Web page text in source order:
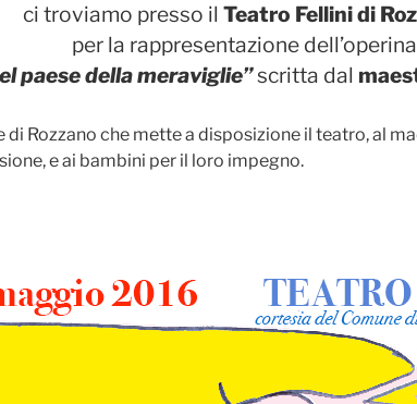
ci troviamo presso il Teatro Fellini di
per la rappresentazione dell’operina
paese della meraviglie”scritta dal
di Rozzano che mette a disposizione il teatro, al
e ai bambini per il loro impegno.